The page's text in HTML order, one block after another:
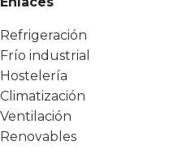
Refrigeración
Frío industrial
Hostelería
Climatización
Ventilación
Renovables